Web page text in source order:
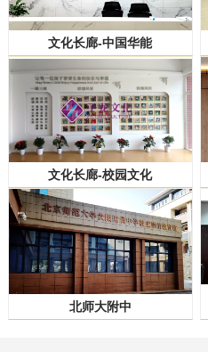
文化长廊-中国华能
文化长廊-校园文化
北师大附中